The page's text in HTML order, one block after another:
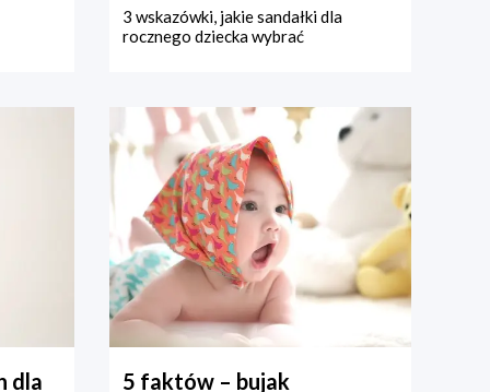
3 wskazówki, jakie sandałki dla
rocznego dziecka wybrać
dla
5 faktów – bujak